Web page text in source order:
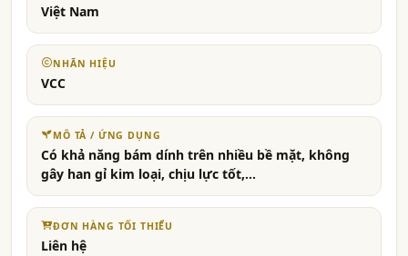
Việt Nam
NHÃN HIỆU
VCC
MÔ TẢ / ỨNG DỤNG
Có khả năng bám dính trên nhiều bề mặt, không
gây han gỉ kim loại, chịu lực tốt,...
ĐƠN HÀNG TỐI THIỂU
Liên hệ